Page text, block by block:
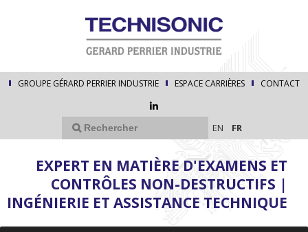
GROUPE GÉRARD PERRIER INDUSTRIE ESPACE CARRIÈRES CONTACT
EN FR
EXPERT EN MATIÈRE D'EXAMENS ET
CONTRÔLES NON-DESTRUCTIFS |
INGÉNIERIE ET ASSISTANCE TECHNIQUE